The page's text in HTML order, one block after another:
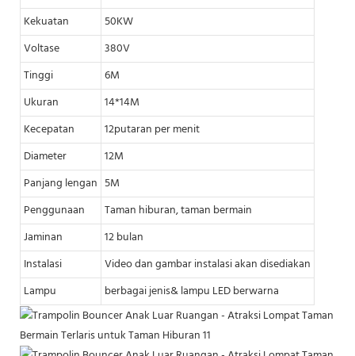
Kekuatan
50KW
Voltase
380V
Tinggi
6M
Ukuran
14*14M
Kecepatan
12putaran per menit
Diameter
12M
Panjang lengan 5M
Penggunaan
Taman hiburan, taman bermain
Jaminan
12 bulan
Instalasi
Video dan gambar instalasi akan disediakan
Lampu
berbagai jenis& lampu LED berwarna